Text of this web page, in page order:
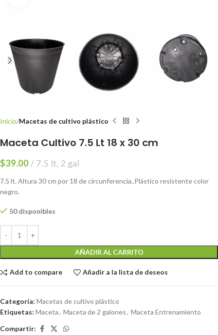
Inicio Macetas de cultivo plástico
Maceta Cultivo 7.5 Lt 18 x 30 cm
$39.00 7.5 lt, 2 gal
7.5 lt. Altura 30 cm por 18 de circunferencia..Plástico resistente color
negro.
50 disponibles
AÑADIR AL CARRITO
Add to compare Añadir a la lista de deseos
Categoría: Macetas de cultivo plástico
Etiquetas: Maceta, Maceta de 2 galones, Maceta Entrenamiento
Compartir: